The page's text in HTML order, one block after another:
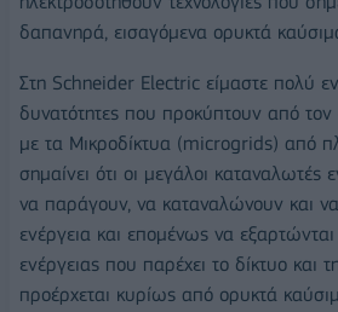
δαπανηρά, εισαγόμενα ορυκτά
Στη Schneider Electric είμαστε πολύ
δυνατότητες που προκύπτουν από
με τα Μικροδίκτυα (microgrids) από
σημαίνει ότι οι μεγάλοι καταναλωτές
να παράγουν, να καταναλώνουν και
ενέργεια και επομένως να εξαρτώνται
ενέργειας που παρέχει το δίκτυο και
προέρχεται κυρίως από ορυκτά